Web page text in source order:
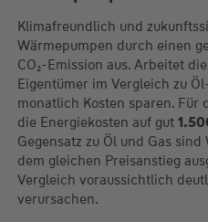
Klimafreundlich und
Wärmepumpen durch einen
CO₂-Emission aus. Arbeitet
Eigentümer im Vergleich zu
monatlich Kosten sparen. Für
die Energiekosten auf gut
Gegensatz zu Öl und Gas
dem gleichen Preisanstieg
Vergleich voraussichtlich
verursachen.